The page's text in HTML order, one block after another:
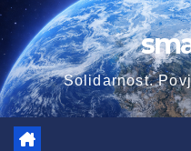
Skip
to
content
Solidarnost.